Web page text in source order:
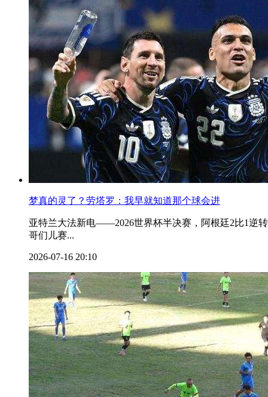
梦真的灵了？劳塔罗：我早就知道那个球会进
亚特兰大法新电——2026世界杯半决赛，阿根廷2比1逆
哥们儿赛...
2026-07-16 20:10